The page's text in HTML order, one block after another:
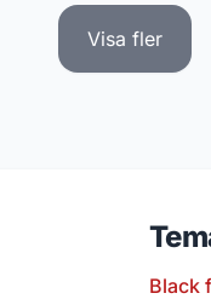
Visa fler
Black